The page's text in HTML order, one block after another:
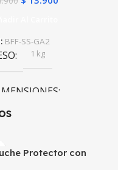
BFF-SS-GA2
1 kg
Protector con